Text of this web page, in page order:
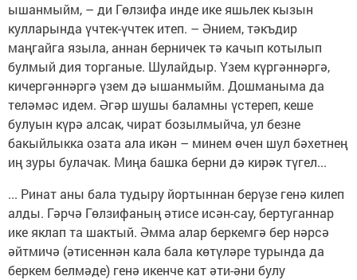
ышанмыйм, – ди Гөлзифа инде ике яшьлек кызын
кулларында үчтек-үчтек итеп. – Әнием, тәкъдир
маңгайга языла, аннан берничек тә качып котылып
булмый дия торганые. Шулайдыр. Үзем күргәннәргә,
кичергәннәргә үзем дә ышанмыйм. Дошманыма да
теләмәс идем. Әгәр шушы баламны үстереп, кеше
булуын күрә алсак, чират бозылмыйча, ул безне
бакыйлыкка озата ала икән – минем өчен шул бәхетнең
иң зуры булачак. Миңа башка берни дә кирәк түгел...
... Ринат аны бала тудыру йортыннан берүзе генә килеп
алды. Гәрчә Гөлзифаның әтисе исән-сау, бертуганнар
ике яклап та шактый. Әмма алар беркемгә бер нәрсә
әйтмичә (әтисеннән кала бала көтүләре турында да
беркем белмәде) генә икенче кат әти-әни булу